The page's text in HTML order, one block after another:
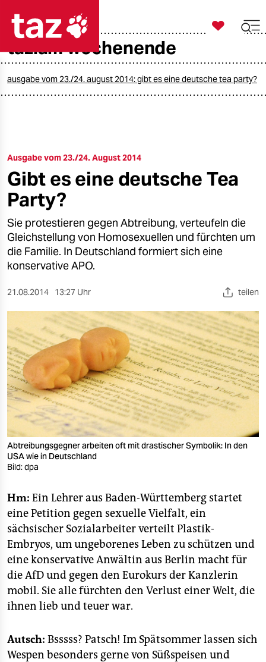
taz zahl ich
öko
gesellschaft
kultur
sport
berlin
nord
wahrheit
verlag
verlag
veranstaltungen
shop
fragen & hilfe
unterstützen
genossenschaft
epaper login

taz zahl ich
taz.am wochenende
ausgabe vom 23./24. august 2014: gibt es eine deutsche tea party?
Ausgabe vom 23./24. August 2014
Gibt es eine deutsche Tea
Party?
Sie protestieren gegen Abtreibung, verteufeln die
Gleichstellung von Homosexuellen und fürchten um
die Familie. In Deutschland formiert sich eine
konservative APO.
21.08.2014 13:27 Uhr teilen
Abtreibungsgegner arbeiten oft mit drastischer Symbolik: In den
USA wie in Deutschland
Bild: dpa
Hm: Ein Lehrer aus Baden-Württemberg startet
eine Petition gegen sexuelle Vielfalt, ein
sächsischer Sozialarbeiter verteilt Plastik-
Embryos, um ungeborenes Leben zu schützen und
eine konservative Anwältin aus Berlin macht für
die AfD und gegen den Eurokurs der Kanzlerin
mobil. Sie alle fürchten den Verlust einer Welt, die
ihnen lieb und teuer war.
Autsch: Bsssss? Patsch! Im Spätsommer lassen sich
Wespen besonders gerne von Süßspeisen und